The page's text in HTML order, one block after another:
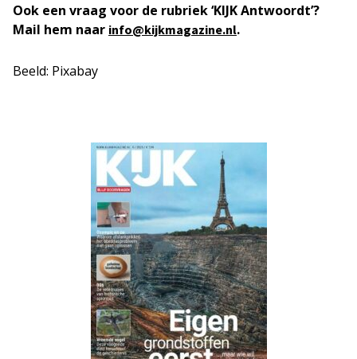
Ook een vraag voor de rubriek ‘KIJK Antwoordt’?
Mail hem naar info@kijkmagazine.nl.
Beeld: Pixabay